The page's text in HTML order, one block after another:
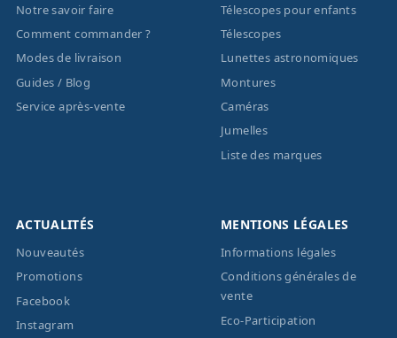
Notre savoir faire
Comment commander ?
Modes de livraison
Guides / Blog
Service après-vente
Télescopes pour enfants
Télescopes
Lunettes astronomiques
Montures
Caméras
Jumelles
Liste des marques
ACTUALITÉS
Nouveautés
Promotions
Facebook
Instagram
MENTIONS LÉGALES
Informations légales
Conditions générales de
vente
Eco-Participation